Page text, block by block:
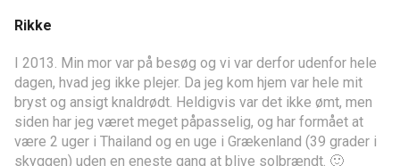
Rikke
I 2013. Min mor var på besøg og vi var derfor udenfor hele
dagen, hvad jeg ikke plejer. Da jeg kom hjem var hele mit
bryst og ansigt knaldrødt. Heldigvis var det ikke ømt, men
siden har jeg været meget påpasselig, og har formået at
være 2 uger i Thailand og en uge i Grækenland (39 grader i
skyggen) uden en eneste gang at blive solbrændt. 🙂